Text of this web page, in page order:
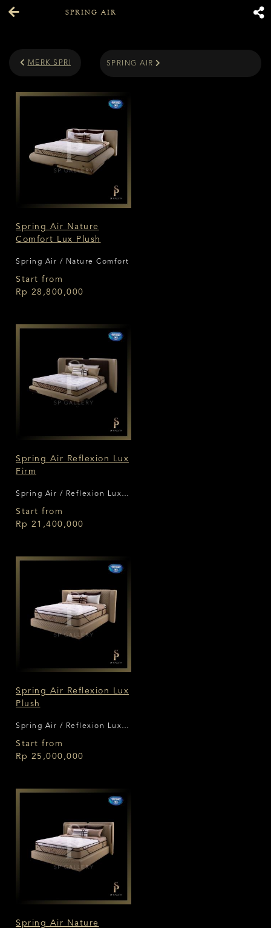
SPRING AIR
MERK SPRING BED SPRING AIR
Spring Air Nature
Comfort Lux Plush
Spring Air / Nature Comfort
Start from
Rp 28,800,000
Spring Air Reflexion Lux
Firm
Spring Air / Reflexion Lux
Firm
Start from
Rp 21,400,000
Spring Air Reflexion Lux
Plush
Spring Air / Reflexion Lux
Plush
Start from
Rp 25,000,000
Spring Air Nature